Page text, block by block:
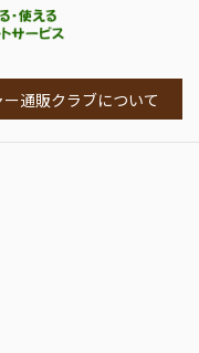
通販クラブについて